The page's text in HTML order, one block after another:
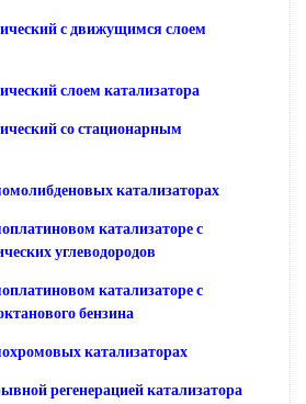
с движущимся слоем
слоем катализатора
со стационарным
катализаторах
катализаторе с
углеводородов
катализаторе с
бензина
катализаторах
регенерацией катализатора